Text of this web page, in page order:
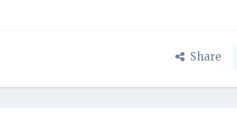
Share